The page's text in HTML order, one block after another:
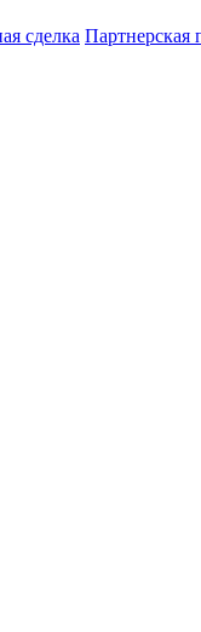
сделка Партнерская